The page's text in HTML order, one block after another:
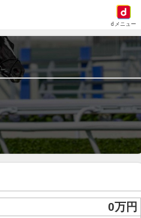
dメニュー
0万円